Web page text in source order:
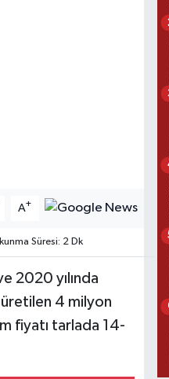
A+
Süresi: 2 Dk
2020 yılında
4 milyon
fiyatı tarlada 14-